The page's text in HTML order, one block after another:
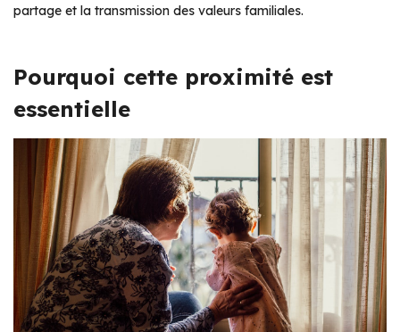
partage et la transmission des valeurs familiales.
Pourquoi cette proximité est
essentielle